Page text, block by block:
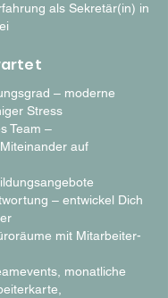
als Sekretär(in) in
– moderne
Stress
Team –
auf
– entwickel Dich
mit Mitarbeiter-
monatliche